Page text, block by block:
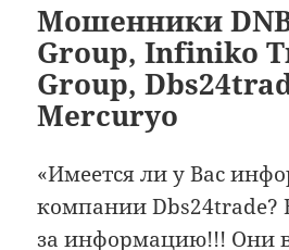
Мошенники
Group, Infiniko
Group,
Mercuryo
«Имеется ли у Вас
компании Dbs24trade?
за информацию!!! Они